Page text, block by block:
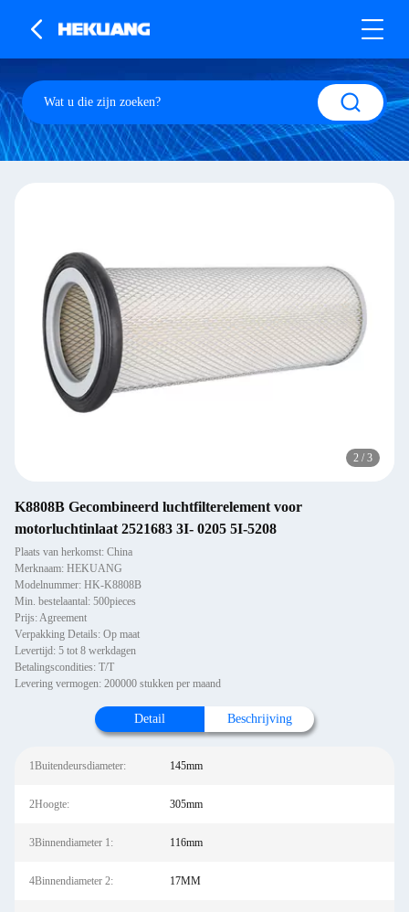
2 / 3
K8808B Gecombineerd luchtfilterelement voor
motorluchtinlaat 2521683 3I- 0205 5I-5208
Plaats van herkomst: China
Merknaam: HEKUANG
Modelnummer: HK-K8808B
Min. bestelaantal: 500pieces
Prijs: Agreement
Verpakking Details: Op maat
Levertijd: 5 tot 8 werkdagen
Betalingscondities: T/T
Levering vermogen: 200000 stukken per maand
Detail Beschrijving
1Buitendeursdiameter: 145mm
2Hoogte: 305mm
3Binnendiameter 1: 116mm
4Binnendiameter 2: 17MM